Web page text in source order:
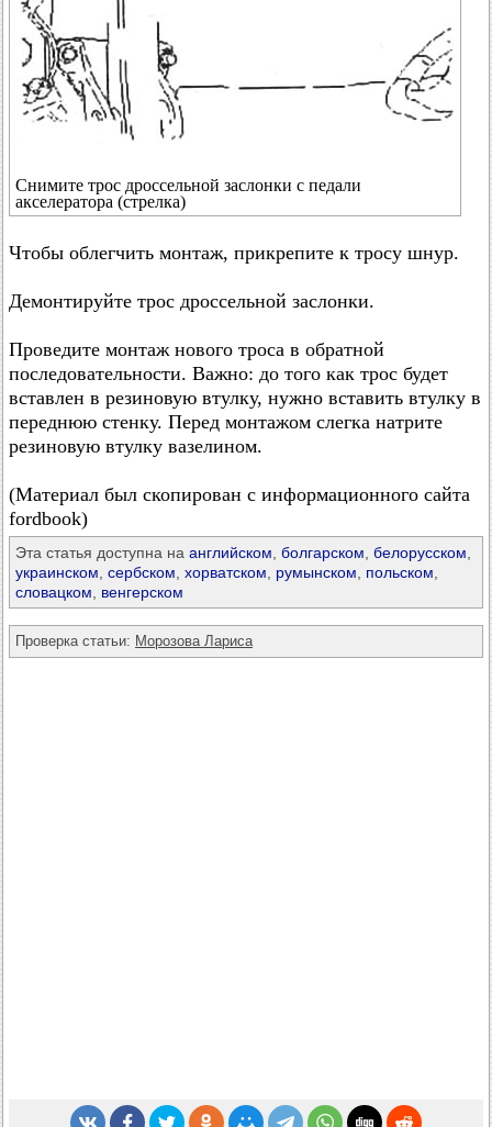
Снимите трос дроссельной заслонки с педали
акселератора (стрелка)
Чтобы облегчить монтаж, прикрепите к тросу шнур.
Демонтируйте трос дроссельной заслонки.
Проведите монтаж нового троса в обратной
последовательности. Важно: до того как трос будет
вставлен в резиновую втулку, нужно вставить втулку в
переднюю стенку. Перед монтажом слегка натрите
резиновую втулку вазелином.
(Материал был скопирован с информационного сайта
fordbook)
Эта статья доступна на английском болгарском белорусском
украинском сербском хорватском румынском польском
словацком
венгерском
Проверка статьи: Морозова Лариса